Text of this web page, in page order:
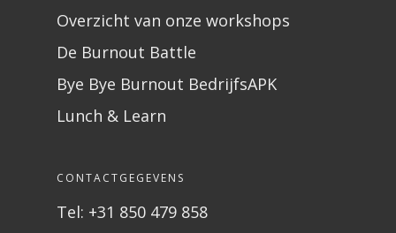
Overzicht van onze workshops
De Burnout Battle
Bye Bye Burnout BedrijfsAPK
Lunch & Learn
CONTACTGEGEVENS
Tel: +31 850 479 858